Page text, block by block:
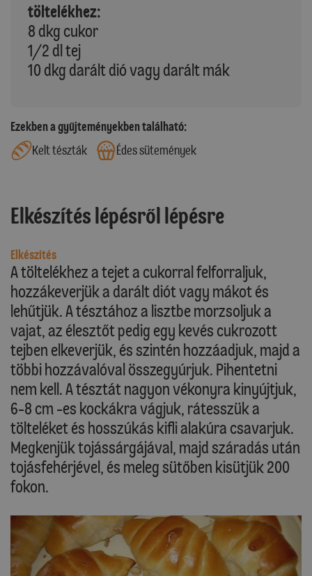
töltelékhez:
8 dkg cukor
1/2 dl tej
10 dkg darált dió vagy darált mák
Ezekben a gyűjteményekben található:
Kelt tészták
Édes sütemények
Elkészítés lépésről lépésre
Elkészítés
A töltelékhez a tejet a cukorral felforraljuk,
hozzákeverjük a darált diót vagy mákot és
lehűtjük. A tésztához a lisztbe morzsoljuk a
vajat, az élesztőt pedig egy kevés cukrozott
tejben elkeverjük, és szintén hozzáadjuk, majd a
többi hozzávalóval összegyúrjuk. Pihentetni
nem kell. A tésztát nagyon vékonyra kinyújtjuk,
6-8 cm -es kockákra vágjuk, rátesszük a
tölteléket és hosszúkás kifli alakúra csavarjuk.
Megkenjük tojássárgájával, majd száradás után
tojásfehérjével, és meleg sütőben kisütjük 200
fokon.